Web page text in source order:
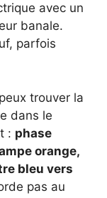
avec un
banale.
parfois
trouver la
dans le
: phase
orange,
bleu vers
pas au